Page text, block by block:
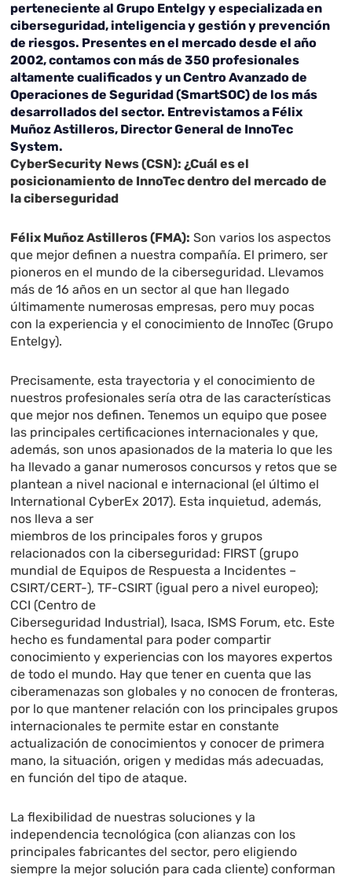
perteneciente alGrupo Entelgyy especializada en
ciberseguridad, inteligencia y gestión y prevención
de riesgos. Presentes en el mercado desde el año
2002, contamos con más de 350 profesionales
altamente cualificados y un Centro Avanzado de
Operaciones de Seguridad (SmartSOC) de los más
desarrollados del sector. Entrevistamos a Félix
Muñoz Astilleros, Director General de InnoTec
System.
CyberSecurity News (CSN): ¿Cuál es el
posicionamiento de InnoTec dentro del mercado de
la ciberseguridad
Félix Muñoz Astilleros (FMA): Son varios los aspectos
que mejor definen a nuestra compañía. El primero, ser
pioneros en el mundo de la ciberseguridad. Llevamos
más de 16 años en un sector al que han llegado
últimamente numerosas empresas, pero muy pocas
con la experiencia y el conocimiento de InnoTec (Grupo
Entelgy).
Precisamente, esta trayectoria y el conocimiento de
nuestros profesionales sería otra de las características
que mejor nos definen. Tenemos un equipo que posee
las principales certificaciones internacionales y que,
además, son unos apasionados de la materia lo que les
ha llevado a ganar numerosos concursos y retos que se
plantean a nivel nacional e internacional (el último el
International CyberEx 2017). Esta inquietud, además,
nos lleva a ser
miembros de los principales foros y grupos
relacionados con la ciberseguridad: FIRST (grupo
mundial de Equipos de Respuesta a Incidentes –
CSIRT/CERT-), TF-CSIRT (igual pero a nivel europeo);
CCI (Centro de
Ciberseguridad Industrial), Isaca, ISMS Forum, etc. Este
hecho es fundamental para poder compartir
conocimiento y experiencias con los mayores expertos
de todo el mundo. Hay que tener en cuenta que las
ciberamenazas son globales y no conocen de fronteras,
por lo que mantener relación con los principales grupos
internacionales te permite estar en constante
actualización de conocimientos y conocer de primera
mano, la situación, origen y medidas más adecuadas,
en función del tipo de ataque.
La flexibilidad de nuestras soluciones y la
independencia tecnológica (con alianzas con los
principales fabricantes del sector, pero eligiendo
siempre la mejor solución para cada cliente) conforman